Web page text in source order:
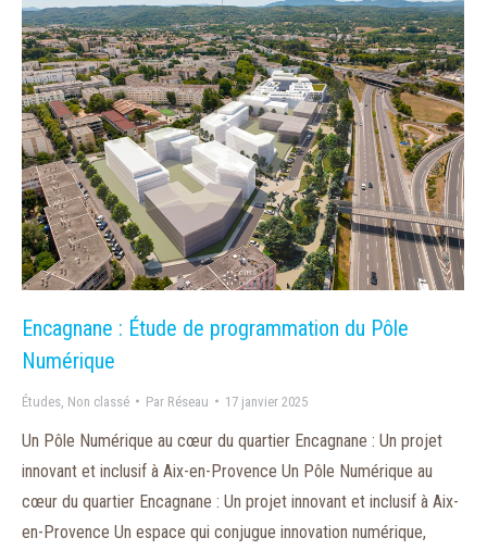
Encagnane : Étude de programmation du Pôle
Numérique
Études Non classé Par Réseau 17 janvier 2025
Un Pôle Numérique au cœur du quartier Encagnane : Un projet
innovant et inclusif à Aix-en-Provence Un Pôle Numérique au
cœur du quartier Encagnane : Un projet innovant et inclusif à Aix-
en-Provence Un espace qui conjugue innovation numérique,